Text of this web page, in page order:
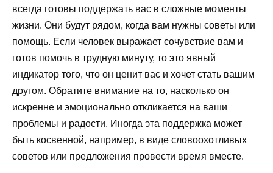
всегда готовы поддержать вас в сложные моменты
жизни. Они будут рядом, когда вам нужны советы или
помощь. Если человек выражает сочувствие вам и
готов помочь в трудную минуту, то это явный
индикатор того, что он ценит вас и хочет стать вашим
другом. Обратите внимание на то, насколько он
искренне и эмоционально откликается на ваши
проблемы и радости. Иногда эта поддержка может
быть косвенной, например, в виде словоохотливых
советов или предложения провести время вместе.